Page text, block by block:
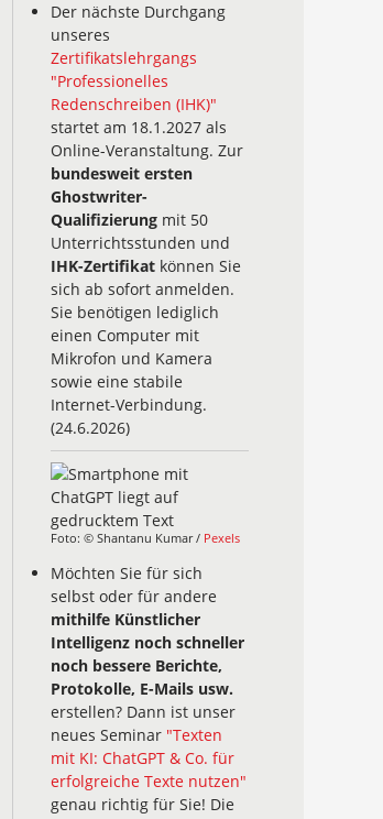
Der nächste Durchgang
unseres
Zertifikatslehrgangs
"Professionelles
Redenschreiben (IHK)"
startet am 18.1.2027 als
Online-Veranstaltung. Zur
bundesweit ersten
Ghostwriter-
Qualifizierung mit 50
Unterrichtsstunden und
IHK-Zertifikat können Sie
sich ab sofort anmelden.
Sie benötigen lediglich
einen Computer mit
Mikrofon und Kamera
sowie eine stabile
Internet-Verbindung.
(24.6.2026)
Foto: © Shantanu Kumar / Pexels
Möchten Sie für sich
selbst oder für andere
mithilfe Künstlicher
Intelligenz noch schneller
noch bessere Berichte,
Protokolle, E-Mails usw.
erstellen? Dann ist unser
neues Seminar "Texten
mit KI: ChatGPT & Co. für
erfolgreiche Texte nutzen"
genau richtig für Sie! Die